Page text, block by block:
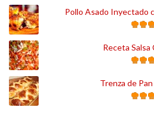
Pollo Asado Inyectado
Receta Salsa
Trenza de